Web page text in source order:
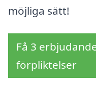
möjliga sätt!
Få 3
förpliktelser